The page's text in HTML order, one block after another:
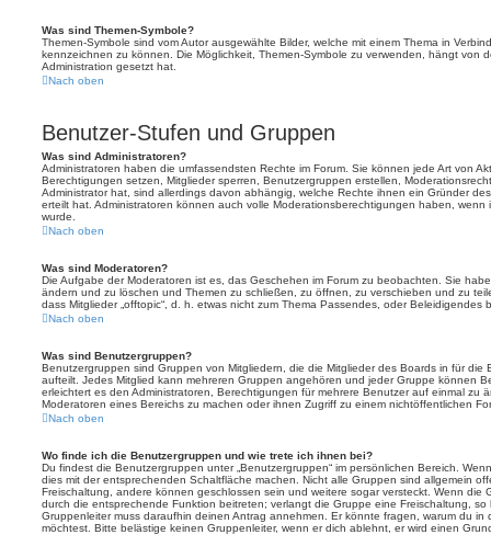
Was sind Themen-Symbole?
Themen-Symbole sind vom Autor ausgewählte Bilder, welche mit einem Thema in
kennzeichnen zu können. Die Möglichkeit, Themen-Symbole zu verwenden, hängt von
Administration gesetzt hat.
Nach oben
Benutzer-Stufen und Gruppen
Was sind Administratoren?
Administratoren haben die umfassendsten Rechte im Forum. Sie können jede Art von
Berechtigungen setzen, Mitglieder sperren, Benutzergruppen erstellen,
Administrator hat, sind allerdings davon abhängig, welche Rechte ihnen ein Gründer
erteilt hat. Administratoren können auch volle Moderationsberechtigungen haben,
wurde.
Nach oben
Was sind Moderatoren?
Die Aufgabe der Moderatoren ist es, das Geschehen im Forum zu beobachten. Sie
ändern und zu löschen und Themen zu schließen, zu öffnen, zu verschieben und zu
dass Mitglieder „offtopic“, d. h. etwas nicht zum Thema Passendes, oder Beleidigendes
Nach oben
Was sind Benutzergruppen?
Benutzergruppen sind Gruppen von Mitgliedern, die die Mitglieder des Boards in für die
aufteilt. Jedes Mitglied kann mehreren Gruppen angehören und jeder Gruppe können
erleichtert es den Administratoren, Berechtigungen für mehrere Benutzer auf einmal zu
Moderatoren eines Bereichs zu machen oder ihnen Zugriff zu einem nichtöffentlichen
Nach oben
Wo finde ich die Benutzergruppen und wie trete ich ihnen bei?
Du findest die Benutzergruppen unter „Benutzergruppen“ im persönlichen Bereich.
dies mit der entsprechenden Schaltfläche machen. Nicht alle Gruppen sind allgemein
Freischaltung, andere können geschlossen sein und weitere sogar versteckt. Wenn die
durch die entsprechende Funktion beitreten; verlangt die Gruppe eine Freischaltung,
Gruppenleiter muss daraufhin deinen Antrag annehmen. Er könnte fragen, warum du in
möchtest. Bitte belästige keinen Gruppenleiter, wenn er dich ablehnt, er wird einen